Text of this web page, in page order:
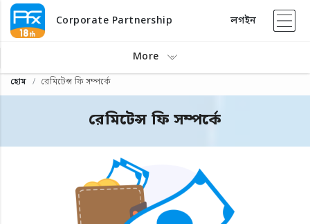
Corporate Partnership লগইন
More
হোম রেমিটেন্স ফি সম্পর্কে
রেমিটেন্স ফি সম্পর্কে